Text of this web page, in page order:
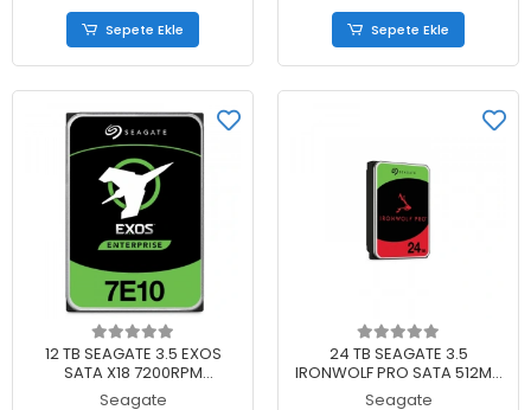
Sepete Ekle Sepete Ekle
Sepete Ekle
12 TB SEAGATE 3.5 EXOS
SATA X18 7200RPM
ST12000NM002H (5 YIL RESMI
Seagate
Sepete Ekle
24 TB SEAGATE 3.5
IRONWOLF PRO SATA 512MB
7200RPM ST24000NT002 (5
Seagate